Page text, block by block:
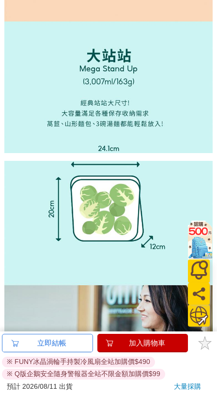
立即結帳 加入購物車
※ FUNY冰晶渦輪手持製冷風扇全站加購價$490
※ Q版企鵝安全隨身警報器全站不限金額加購價$99
預計 2026/08/11 出貨
大量採購